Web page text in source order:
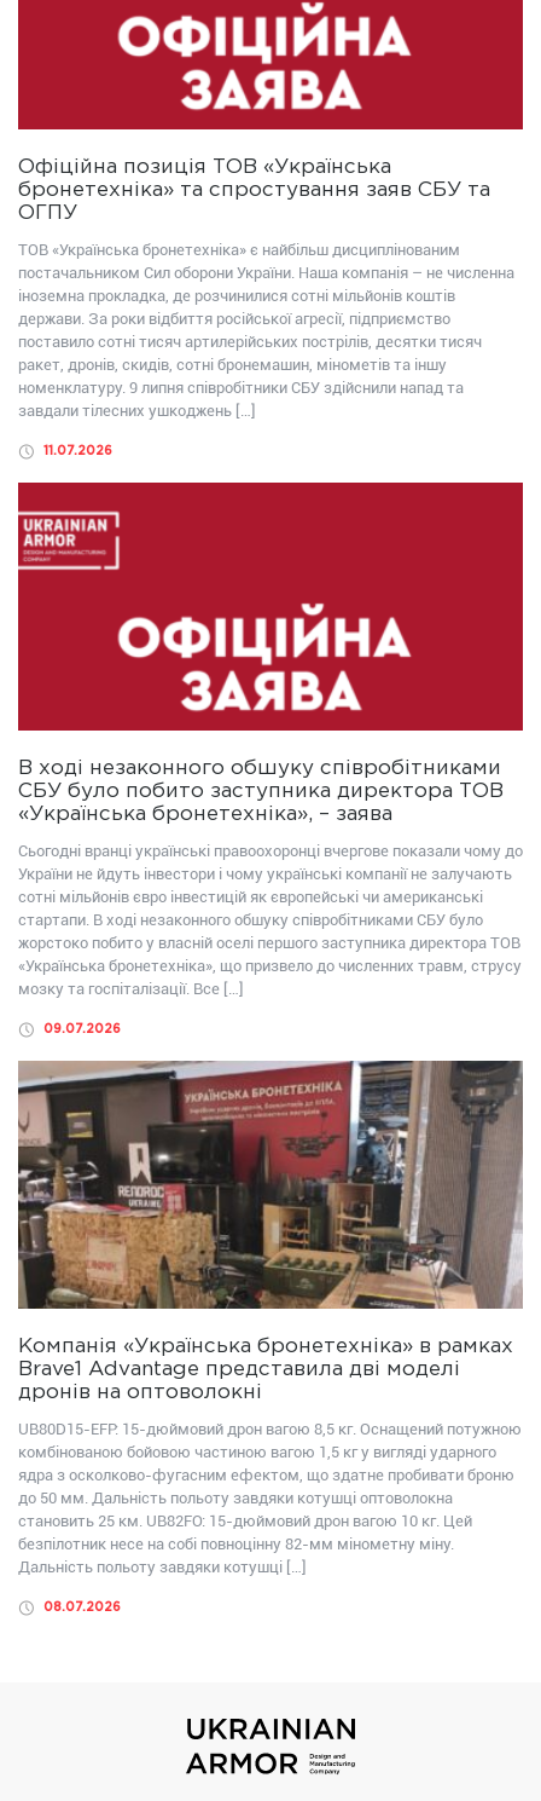
Офіційна позиція ТОВ «Українська
бронетехніка» та спростування заяв СБУ та
ОГПУ
ТОВ «Українська бронетехніка» є найбільш дисциплінованим
постачальником Сил оборони України. Наша компанія – не численна
іноземна прокладка, де розчинилися сотні мільйонів коштів
держави. За роки відбиття російської агресії, підприємство
поставило сотні тисяч артилерійських пострілів, десятки тисяч
ракет, дронів, скидів, сотні бронемашин, мінометів та іншу
номенклатуру. 9 липня співробітники СБУ здійснили напад та
завдали тілесних ушкоджень […]
11.07.2026
В ході незаконного обшуку співробітниками
СБУ було побито заступника директора ТОВ
«Українська бронетехніка», – заява
Сьогодні вранці українські правоохоронці вчергове показали чому до
України не йдуть інвестори і чому українські компанії не залучають
сотні мільйонів євро інвестицій як європейські чи американські
стартапи. В ході незаконного обшуку співробітниками СБУ було
жорстоко побито у власній оселі першого заступника директора ТОВ
«Українська бронетехніка», що призвело до численних травм, струсу
мозку та госпіталізації. Все […]
09.07.2026
Компанія «Українська бронетехніка» в рамках
Brave1 Advantage представила дві моделі
дронів на оптоволокні
UB80D15-EFP: 15-дюймовий дрон вагою 8,5 кг. Оснащений потужною
комбінованою бойовою частиною вагою 1,5 кг у вигляді ударного
ядра з осколково-фугасним ефектом, що здатне пробивати броню
до 50 мм. Дальність польоту завдяки котушці оптоволокна
становить 25 км. UB82FО: 15-дюймовий дрон вагою 10 кг. Цей
безпілотник несе на собі повноцінну 82-мм мінометну міну.
Дальність польоту завдяки котушці […]
08.07.2026